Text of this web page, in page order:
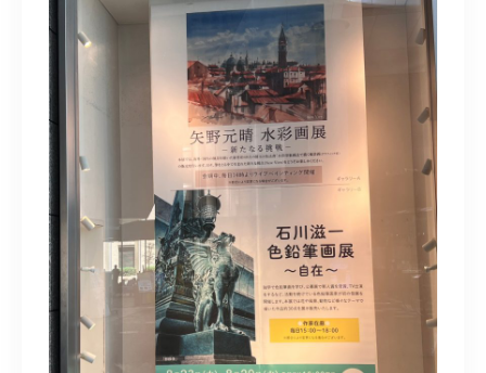
CONTACT
お問い合わせ
MEMBER
塾生専用
体験レッスンの申込み
取材・制作のご依頼 作品購入